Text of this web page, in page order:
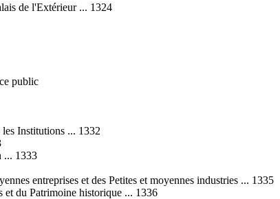
de l'Extérieur ... 1324
public
Institutions ... 1332
... 1333
entreprises et des Petites et moyennes industries ... 1335
et du Patrimoine historique ... 1336